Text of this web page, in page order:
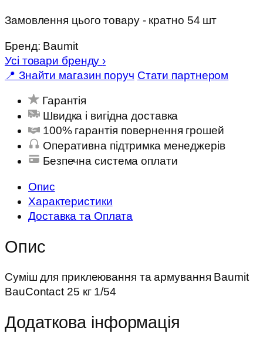
Замовлення цього товару - кратно 54 шт
Бренд: Baumit
Усі товари бренду ›
📍 Знайти магазин поруч Стати партнером
Гарантія
Швидка і вигідна доставка
100% гарантія повернення грошей
Оперативна підтримка менеджерів
Безпечна система оплати
Опис
Характеристики
Доставка та Оплата
Опис
Суміш для приклеювання та армування Baumit
BauContact 25 кг 1/54
Додаткова інформація